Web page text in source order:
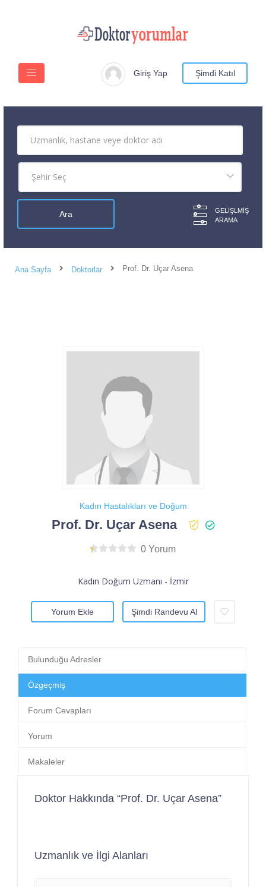
Giriş Yap Şimdi Katıl
GELIŞLMIŞ
ARAMA
Ana Sayfa Doktorlar Prof. Dr. Uçar Asena
Kadın Hastalıkları ve Doğum
Prof. Dr. Uçar Asena
0 Yorum
Kadın Doğum Uzmanı - İzmir
Yorum Ekle Şimdi Randevu Al
Bulunduğu Adresler
Özgeçmiş
Forum Cevapları
Yorum
Makaleler
Doktor Hakkında “Prof. Dr. Uçar Asena”
Uzmanlık ve İlgi Alanları